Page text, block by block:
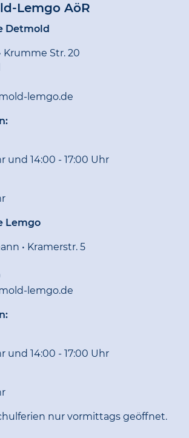
Lemgo AöR
Detmold
Krumme Str. 20
lemgo.de
und 14:00 - 17:00 Uhr
Lemgo
• Kramerstr. 5
lemgo.de
und 14:00 - 17:00 Uhr
nur vormittags geöffnet.